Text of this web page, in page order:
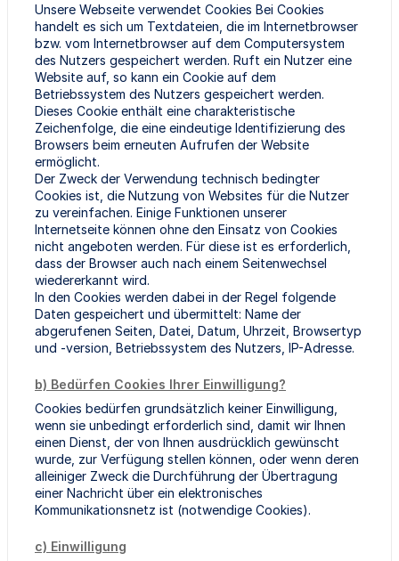
Unsere Webseite verwendet Cookies Bei Cookies
handelt es sich um Textdateien, die im Internetbrowser
bzw. vom Internetbrowser auf dem Computersystem
des Nutzers gespeichert werden. Ruft ein Nutzer eine
Website auf, so kann ein Cookie auf dem
Betriebssystem des Nutzers gespeichert werden.
Dieses Cookie enthält eine charakteristische
Zeichenfolge, die eine eindeutige Identifizierung des
Browsers beim erneuten Aufrufen der Website
ermöglicht.
Der Zweck der Verwendung technisch bedingter
Cookies ist, die Nutzung von Websites für die Nutzer
zu vereinfachen. Einige Funktionen unserer
Internetseite können ohne den Einsatz von Cookies
nicht angeboten werden. Für diese ist es erforderlich,
dass der Browser auch nach einem Seitenwechsel
wiedererkannt wird.
In den Cookies werden dabei in der Regel folgende
Daten gespeichert und übermittelt: Name der
abgerufenen Seiten, Datei, Datum, Uhrzeit, Browsertyp
und -version, Betriebssystem des Nutzers, IP-Adresse.
b) Bedürfen Cookies Ihrer Einwilligung?
Cookies bedürfen grundsätzlich keiner Einwilligung,
wenn sie unbedingt erforderlich sind, damit wir Ihnen
einen Dienst, der von Ihnen ausdrücklich gewünscht
wurde, zur Verfügung stellen können, oder wenn deren
alleiniger Zweck die Durchführung der Übertragung
einer Nachricht über ein elektronisches
Kommunikationsnetz ist (notwendige Cookies).
c) Einwilligung